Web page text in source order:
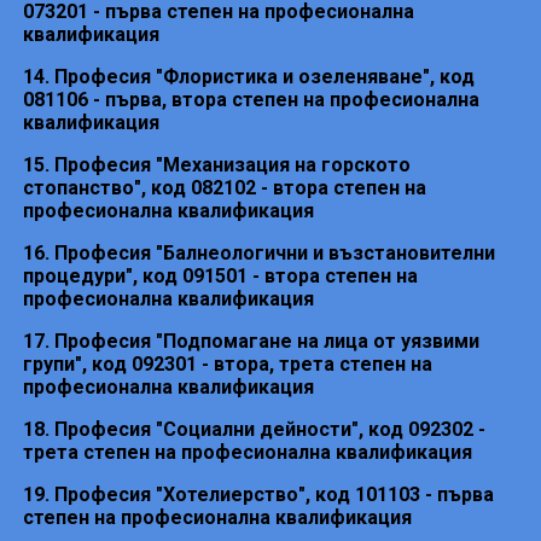
073201 - първа степен на професионална
квалификация
14. Професия "Флористика и озеленяване", код
081106 - първа, втора степен на професионална
квалификация
15. Професия "Механизация на горското
стопанство", код 082102 - втора степен на
професионална квалификация
16. Професия "Балнеологични и възстановителни
процедури", код 091501 - втора степен на
професионална квалификация
17. Професия "Подпомагане на лица от уязвими
групи", код 092301 - втора, трета степен на
професионална квалификация
18. Професия "Социални дейности", код 092302 -
трета степен на професионална квалификация
19. Професия "Хотелиерство", код 101103 - първа
степен на професионална квалификация